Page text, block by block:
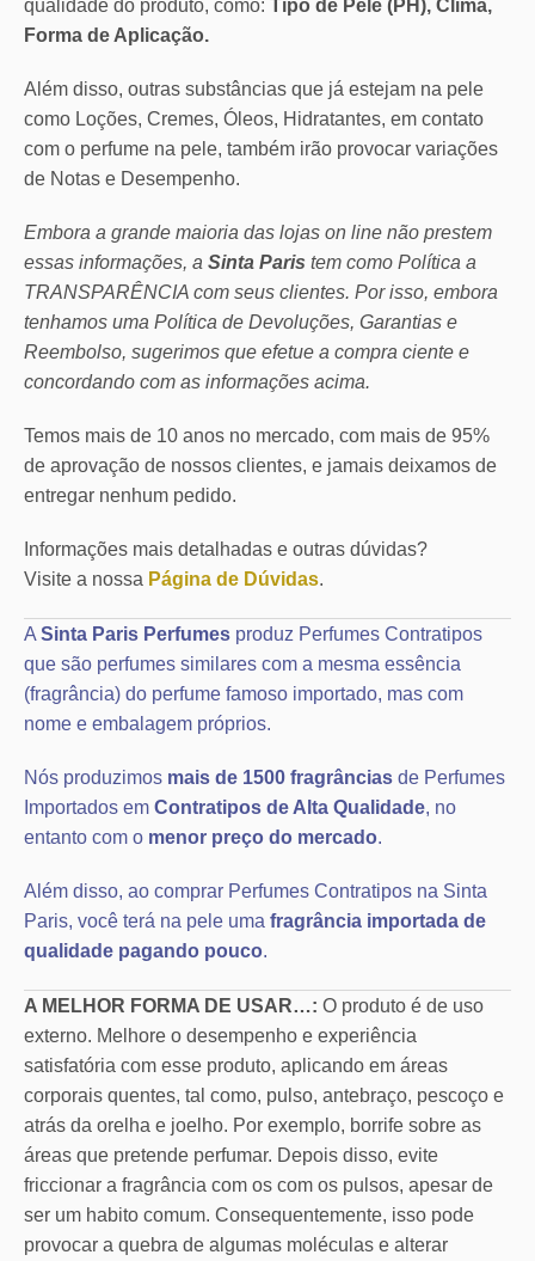
qualidade do produto, como: Tipo de Pele (PH), Clima,
Forma de Aplicação.
Além disso, outras substâncias que já estejam na pele
como Loções, Cremes, Óleos, Hidratantes, em contato
com o perfume na pele, também irão provocar variações
de Notas e Desempenho.
Embora a grande maioria das lojas on line não prestem
essas informações, a Sinta Paris tem como Política a
TRANSPARÊNCIA com seus clientes. Por isso, embora
tenhamos uma Política de Devoluções, Garantias e
Reembolso, sugerimos que efetue a compra ciente e
concordando com as informações acima.
Temos mais de 10 anos no mercado, com mais de 95%
de aprovação de nossos clientes, e jamais deixamos de
entregar nenhum pedido.
Informações mais detalhadas e outras dúvidas?
Visite a nossa Página de Dúvidas.
A Sinta Paris Perfumes produz Perfumes Contratipos
que são perfumes similares com a mesma essência
(fragrância) do perfume famoso importado, mas com
nome e embalagem próprios.
Nós produzimos mais de 1500 fragrâncias de Perfumes
Importados em Contratipos de Alta Qualidade, no
entanto com o menor preço do mercado.
Além disso, ao comprar Perfumes Contratipos na Sinta
Paris, você terá na pele uma fragrância importada de
qualidade pagando pouco.
A MELHOR FORMA DE USAR…: O produto é de uso
externo. Melhore o desempenho e experiência
satisfatória com esse produto, aplicando em áreas
corporais quentes, tal como, pulso, antebraço, pescoço e
atrás da orelha e joelho. Por exemplo, borrife sobre as
áreas que pretende perfumar. Depois disso, evite
friccionar a fragrância com os com os pulsos, apesar de
ser um habito comum. Consequentemente, isso pode
provocar a quebra de algumas moléculas e alterar